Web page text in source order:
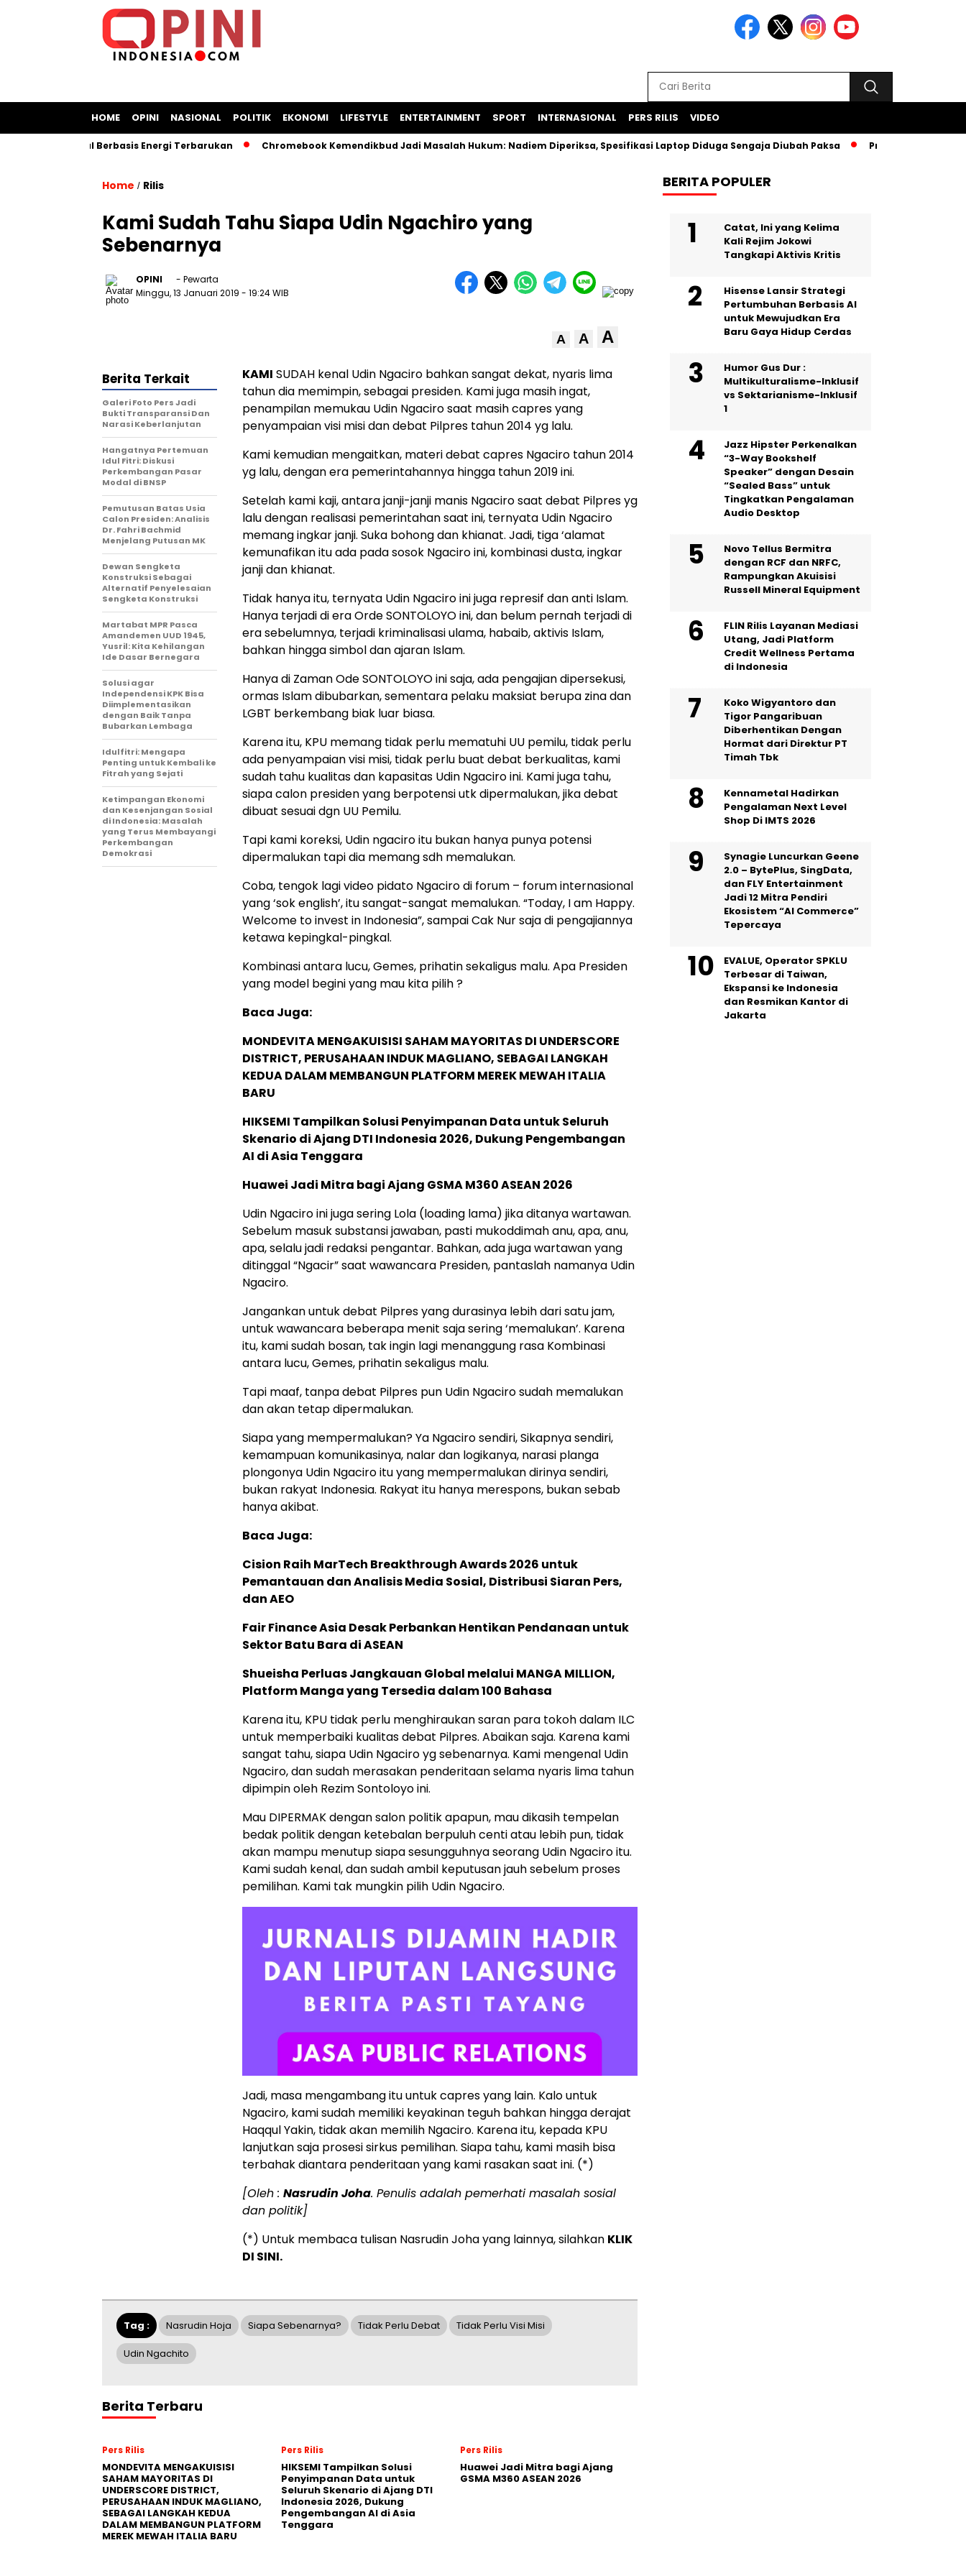
HOME OPINI NASIONAL POLITIK EKONOMI LIFESTYLE ENTERTAINMENT SPORT INTERNASIONAL PERS RILIS VIDEO
Kapal Berbasis Energi Terbarukan Chromebook Kemendikbud Jadi Masalah Hukum: Nadiem Diperiksa, Spesifikasi Laptop Diduga Sengaja Diubah Paksa Proyek Iklan Bank BJB
Home / Rilis
Kami Sudah Tahu Siapa Udin Ngachiro yang
Sebenarnya
OPINI
- Pewarta
Minggu, 13 Januari 2019 - 19:24 WIB
A A A
KAMI SUDAH kenal Udin Ngaciro bahkan sangat dekat, nyaris lima
tahun dia memimpin, sebagai presiden. Kami juga masih ingat,
penampilan memukau Udin Ngaciro saat masih capres yang
penyampaian visi misi dan debat Pilpres tahun 2014 yg lalu.
Kami kemudian mengaitkan, materi debat capres Ngaciro tahun 2014
yg lalu, dengan era pemerintahannya hingga tahun 2019 ini.
Setelah kami kaji, antara janji-janji manis Ngaciro saat debat Pilpres yg
lalu dengan realisasi pemerintahan saat ini, ternyata Udin Ngaciro
memang ingkar janji. Suka bohong dan khianat. Jadi, tiga ‘alamat
kemunafikan itu ada pada sosok Ngaciro ini, kombinasi dusta, ingkar
janji dan khianat.
Tidak hanya itu, ternyata Udin Ngaciro ini juga represif dan anti Islam.
Hanya terjadi di era Orde SONTOLOYO ini, dan belum pernah terjadi di
era sebelumnya, terjadi kriminalisasi ulama, habaib, aktivis Islam,
bahkan hingga simbol dan ajaran Islam.
Hanya di Zaman Ode SONTOLOYO ini saja, ada pengajian dipersekusi,
ormas Islam dibubarkan, sementara pelaku maksiat berupa zina dan
LGBT berkembang biak luar biasa.
Karena itu, KPU memang tidak perlu mematuhi UU pemilu, tidak perlu
ada penyampaian visi misi, tidak perlu buat debat berkualitas, kami
sudah tahu kualitas dan kapasitas Udin Ngaciro ini. Kami juga tahu,
siapa calon presiden yang berpotensi utk dipermalukan, jika debat
dibuat sesuai dgn UU Pemilu.
Tapi kami koreksi, Udin ngaciro itu bukan hanya punya potensi
dipermalukan tapi dia memang sdh memalukan.
Coba, tengok lagi video pidato Ngaciro di forum – forum internasional
yang ‘sok english’, itu sangat-sangat memalukan. “Today, I am Happy.
Welcome to invest in Indonesia”, sampai Cak Nur saja di pengajiannya
ketawa kepingkal-pingkal.
Kombinasi antara lucu, Gemes, prihatin sekaligus malu. Apa Presiden
yang model begini yang mau kita pilih ?
Baca Juga:
MONDEVITA MENGAKUISISI SAHAM MAYORITAS DI UNDERSCORE
DISTRICT, PERUSAHAAN INDUK MAGLIANO, SEBAGAI LANGKAH
KEDUA DALAM MEMBANGUN PLATFORM MEREK MEWAH ITALIA
BARU
HIKSEMI Tampilkan Solusi Penyimpanan Data untuk Seluruh
Skenario di Ajang DTI Indonesia 2026, Dukung Pengembangan
AI di Asia Tenggara
Huawei Jadi Mitra bagi Ajang GSMA M360 ASEAN 2026
Udin Ngaciro ini juga sering Lola (loading lama) jika ditanya wartawan.
Sebelum masuk substansi jawaban, pasti mukoddimah anu, apa, anu,
apa, selalu jadi redaksi pengantar. Bahkan, ada juga wartawan yang
ditinggal “Ngacir” saat wawancara Presiden, pantaslah namanya Udin
Ngaciro.
Jangankan untuk debat Pilpres yang durasinya lebih dari satu jam,
untuk wawancara beberapa menit saja sering ‘memalukan’. Karena
itu, kami sudah bosan, tak ingin lagi menanggung rasa Kombinasi
antara lucu, Gemes, prihatin sekaligus malu.
Tapi maaf, tanpa debat Pilpres pun Udin Ngaciro sudah memalukan
dan akan tetap dipermalukan.
Siapa yang mempermalukan? Ya Ngaciro sendiri, Sikapnya sendiri,
kemampuan komunikasinya, nalar dan logikanya, narasi planga
plongonya Udin Ngaciro itu yang mempermalukan dirinya sendiri,
bukan rakyat Indonesia. Rakyat itu hanya merespons, bukan sebab
hanya akibat.
Baca Juga:
Cision Raih MarTech Breakthrough Awards 2026 untuk
Pemantauan dan Analisis Media Sosial, Distribusi Siaran Pers,
dan AEO
Fair Finance Asia Desak Perbankan Hentikan Pendanaan untuk
Sektor Batu Bara di ASEAN
Shueisha Perluas Jangkauan Global melalui MANGA MILLION,
Platform Manga yang Tersedia dalam 100 Bahasa
Karena itu, KPU tidak perlu menghiraukan saran para tokoh dalam ILC
untuk memperbaiki kualitas debat Pilpres. Abaikan saja. Karena kami
sangat tahu, siapa Udin Ngaciro yg sebenarnya. Kami mengenal Udin
Ngaciro, dan sudah merasakan penderitaan selama nyaris lima tahun
dipimpin oleh Rezim Sontoloyo ini.
Mau DIPERMAK dengan salon politik apapun, mau dikasih tempelan
bedak politik dengan ketebalan berpuluh centi atau lebih pun, tidak
akan mampu menutup siapa sesungguhnya seorang Udin Ngaciro itu.
Kami sudah kenal, dan sudah ambil keputusan jauh sebelum proses
pemilihan. Kami tak mungkin pilih Udin Ngaciro.
Jadi, masa mengambang itu untuk capres yang lain. Kalo untuk
Ngaciro, kami sudah memiliki keyakinan teguh bahkan hingga derajat
Haqqul Yakin, tidak akan memilih Ngaciro. Karena itu, kepada KPU
lanjutkan saja prosesi sirkus pemilihan. Siapa tahu, kami masih bisa
terbahak diantara penderitaan yang kami rasakan saat ini. (*)
[Oleh : Nasrudin Joha. Penulis adalah pemerhati masalah sosial
dan politik]
(*) Untuk membaca tulisan Nasrudin Joha yang lainnya, silahkan KLIK
DI SINI.
Berita Terkait
Galeri Foto Pers Jadi
Bukti Transparansi Dan
Narasi Keberlanjutan
Hangatnya Pertemuan
Idul Fitri: Diskusi
Perkembangan Pasar
Modal di BNSP
Pemutusan Batas Usia
Calon Presiden: Analisis
Dr. Fahri Bachmid
Menjelang Putusan MK
Dewan Sengketa
Konstruksi Sebagai
Alternatif Penyelesaian
Sengketa Konstruksi
Martabat MPR Pasca
Amandemen UUD 1945,
Yusril: Kita Kehilangan
Ide Dasar Bernegara
Solusi agar
Independensi KPK Bisa
Diimplementasikan
dengan Baik Tanpa
Bubarkan Lembaga
Idulfitri: Mengapa
Penting untuk Kembali ke
Fitrah yang Sejati
Ketimpangan Ekonomi
dan Kesenjangan Sosial
di Indonesia: Masalah
yang Terus Membayangi
Perkembangan
Demokrasi
Tag : Nasrudin Hoja Siapa Sebenarnya? Tidak Perlu Debat Tidak Perlu Visi Misi
Udin Ngachito
Berita Terbaru
Pers Rilis
MONDEVITA MENGAKUISISI
SAHAM MAYORITAS DI
UNDERSCORE DISTRICT,
PERUSAHAAN INDUK MAGLIANO,
SEBAGAI LANGKAH KEDUA
DALAM MEMBANGUN PLATFORM
MEREK MEWAH ITALIA BARU
Pers Rilis
HIKSEMI Tampilkan Solusi
Penyimpanan Data untuk
Seluruh Skenario di Ajang DTI
Indonesia 2026, Dukung
Pengembangan AI di Asia
Tenggara
Pers Rilis
Huawei Jadi Mitra bagi Ajang
GSMA M360 ASEAN 2026
BERITA POPULER
Catat, Ini yang Kelima
Kali Rejim Jokowi
Tangkapi Aktivis Kritis
Hisense Lansir Strategi
Pertumbuhan Berbasis AI
untuk Mewujudkan Era
Baru Gaya Hidup Cerdas
Humor Gus Dur :
Multikulturalisme-Inklusif
vs Sektarianisme-Inklusif
1
Jazz Hipster Perkenalkan
“3-Way Bookshelf
Speaker” dengan Desain
“Sealed Bass” untuk
Tingkatkan Pengalaman
Audio Desktop
Novo Tellus Bermitra
dengan RCF dan NRFC,
Rampungkan Akuisisi
Russell Mineral Equipment
FLIN Rilis Layanan Mediasi
Utang, Jadi Platform
Credit Wellness Pertama
di Indonesia
Koko Wigyantoro dan
Tigor Pangaribuan
Diberhentikan Dengan
Hormat dari Direktur PT
Timah Tbk
Kennametal Hadirkan
Pengalaman Next Level
Shop Di IMTS 2026
Synagie Luncurkan Geene
2.0 – BytePlus, SingData,
dan FLY Entertainment
Jadi 12 Mitra Pendiri
Ekosistem “AI Commerce”
Tepercaya
EVALUE, Operator SPKLU
Terbesar di Taiwan,
Ekspansi ke Indonesia
dan Resmikan Kantor di
Jakarta